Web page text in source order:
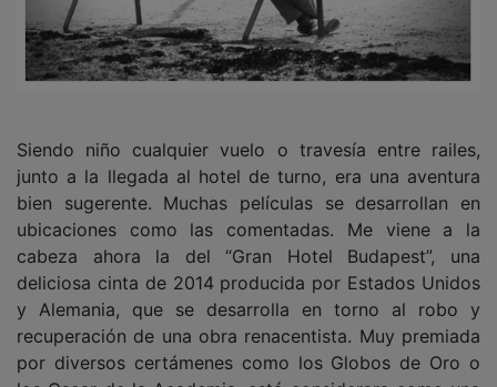
junto a la llegada al hotel de turno, era una aventura
bien sugerente. Muchas películas se desarrollan en
ubicaciones como las comentadas. Me viene a la
cabeza ahora la del “Gran Hotel Budapest”, una
deliciosa cinta de 2014 producida por Estados Unidos
y Alemania, que se desarrolla en torno al robo y
recuperación de una obra renacentista. Muy premiada
por diversos certámenes como los Globos de Oro o
los Oscar de la Academia, está considerara como una